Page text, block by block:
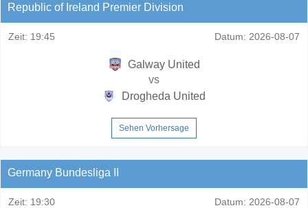
Republic of Ireland Premier Division
Zeit: 19:45 Datum: 2026-08-07
Galway United
vs
Drogheda United
Sehen Vorhersage
Germany Bundesliga II
Zeit: 19:30 Datum: 2026-08-07